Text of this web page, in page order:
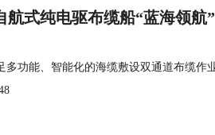
航式纯电驱布缆船“蓝海领航
多功能、智能化的海缆敷设双通道布缆作